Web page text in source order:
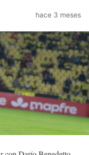
hace 3 meses